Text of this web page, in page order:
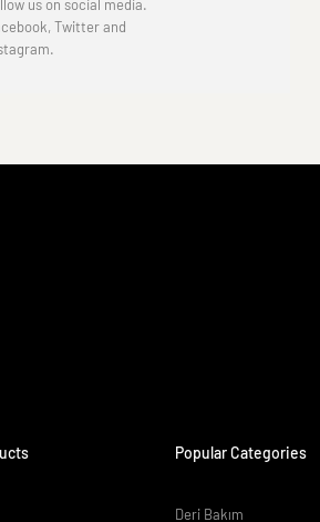
us on social media.
Twitter and
Popular Categories
Deri Bakım